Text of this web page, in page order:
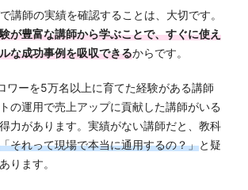
講師の実績を確認することは、大切です。
が豊富な講師から学ぶことで、すぐに使え
な成功事例を吸収できるからです。
ワーを5万名以上に育てた経験がある講師
の運用で売上アップに貢献した講師がいる
力があります。実績がない講師だと、教科
「それって現場で本当に通用するの？」と疑
ります。